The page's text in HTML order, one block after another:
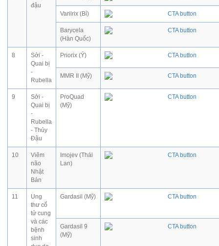
đậu
Varilrix (Bỉ)
Barycela
(Hàn Quốc)
8
Sởi -
Quai bị
-
Rubella
Priorix (Ý)
MMR II (Mỹ)
9
Sởi -
Quai bị
-
Rubella
- Thủy
Đậu
ProQuad
(Mỹ)
10
Viêm
não
Nhật
Bản
Imojev (Thái
Lan)
11
Ung
thư cổ
tử cung
và các
bệnh
sinh
Gardasil (Mỹ)
Gardasil 9
(Mỹ)